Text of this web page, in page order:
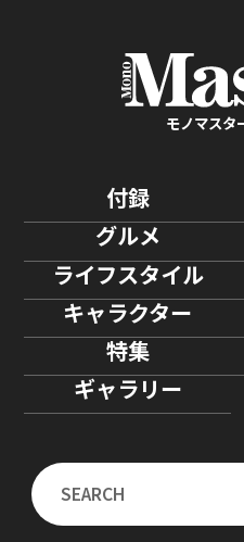
モノマスタ
付録
グルメ
ライフスタイル
キャラクター
特集
ギャラリー